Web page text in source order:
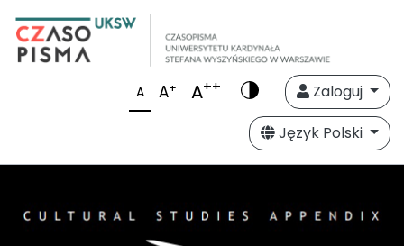
A A+ A++
Zaloguj
Język Polski